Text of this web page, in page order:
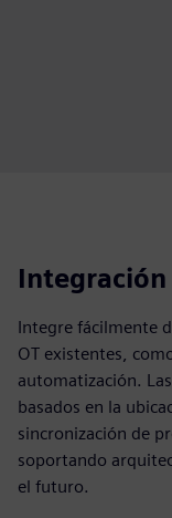
Integración
Integre fácilmente
OT existentes,
automatización.
basados en la
sincronización de
soportando
el futuro.